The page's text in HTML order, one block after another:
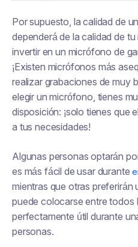
Por supuesto, la calidad de
dependerá de la calidad de
invertir en un micrófono de
¡Existen micrófonos más
realizar grabaciones de muy
elegir un micrófono, tienes
disposición: ¡solo tienes que
a tus necesidades!
Algunas personas optarán
es más fácil de usar durante
mientras que otras preferirán
puede colocarse entre todos
perfectamente útil durante
personas.